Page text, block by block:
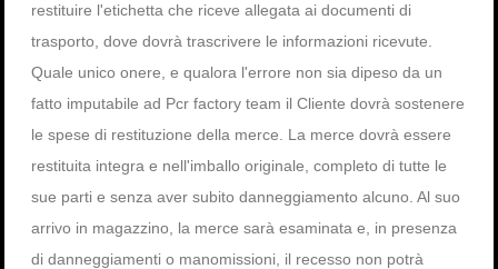
restituire l'etichetta che riceve allegata ai documenti di
trasporto, dove dovrà trascrivere le informazioni ricevute.
Quale unico onere, e qualora l'errore non sia dipeso da un
fatto imputabile ad Pcr factory team il Cliente dovrà sostenere
le spese di restituzione della merce. La merce dovrà essere
restituita integra e nell'imballo originale, completo di tutte le
sue parti e senza aver subito danneggiamento alcuno. Al suo
arrivo in magazzino, la merce sarà esaminata e, in presenza
di danneggiamenti o manomissioni, il recesso non potrà